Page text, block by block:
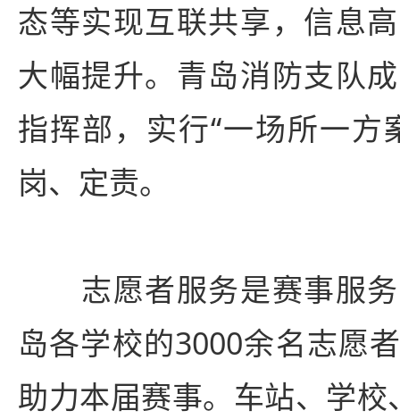
态等实现互联共享，信息
大幅提升。青岛消防支队
指挥部，实行“一场所一方
岗、定责。
志愿者服务是赛事服务
岛各学校的3000余名志愿
助力本届赛事。车站、学